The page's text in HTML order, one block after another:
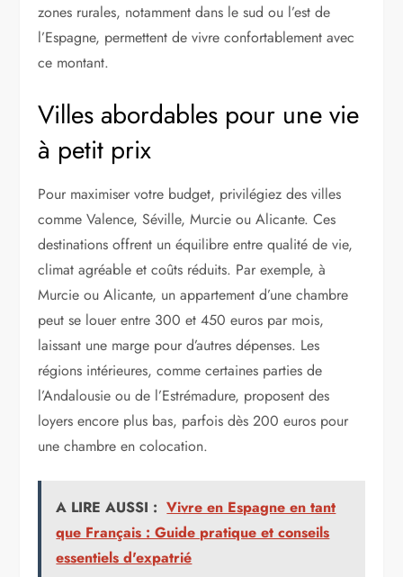
zones rurales, notamment dans le sud ou l’est de
l’Espagne, permettent de vivre confortablement avec
ce montant.
Villes abordables pour une vie
à petit prix
Pour maximiser votre budget, privilégiez des villes
comme Valence, Séville, Murcie ou Alicante. Ces
destinations offrent un équilibre entre qualité de vie,
climat agréable et coûts réduits. Par exemple, à
Murcie ou Alicante, un appartement d’une chambre
peut se louer entre 300 et 450 euros par mois,
laissant une marge pour d’autres dépenses. Les
régions intérieures, comme certaines parties de
l’Andalousie ou de l’Estrémadure, proposent des
loyers encore plus bas, parfois dès 200 euros pour
une chambre en colocation.
A LIRE AUSSI : Vivre en Espagne en tant
que Français : Guide pratique et conseils
essentiels d'expatrié